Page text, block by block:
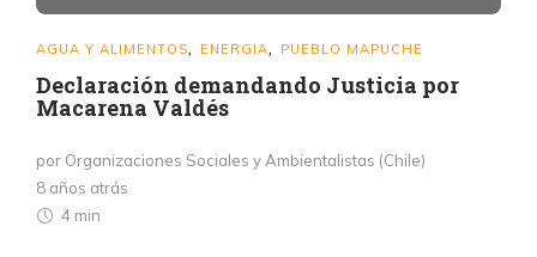
AGUA Y ALIMENTOS ENERGIA PUEBLO MAPUCHE
Declaración demandando Justicia por
Macarena Valdés
por Organizaciones Sociales y Ambientalistas (Chile)
8 años atrás
4 min